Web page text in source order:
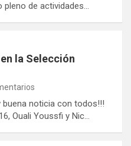
de actividades…
la Selección
noticia con todos!!!
Ouali Youssfi y Nic…